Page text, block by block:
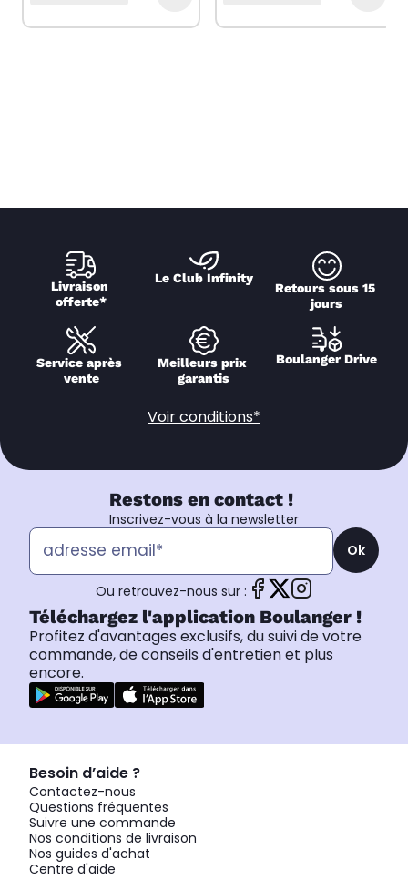
Livraison
offerte*
Le Club Infinity
Retours sous 15
jours
Service après
vente
Meilleurs prix
garantis
Boulanger Drive
Voir conditions*
Restons en contact !
Inscrivez-vous à la newsletter
Ok
Ou retrouvez-nous sur :
Téléchargez l'application Boulanger !
Profitez d'avantages exclusifs, du suivi de votre
commande, de conseils d'entretien et plus
encore.
Besoin d’aide ?
Contactez-nous
Questions fréquentes
Suivre une commande
Nos conditions de livraison
Nos guides d'achat
Centre d'aide